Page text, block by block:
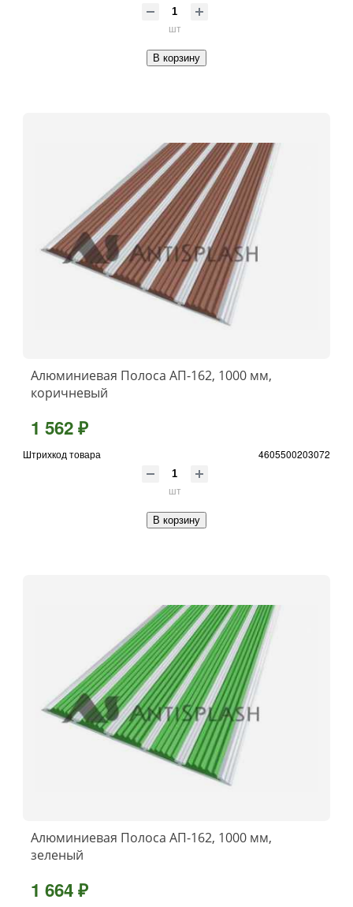
шт
В корзину
Алюминиевая Полоса АП-162, 1000 мм,
коричневый
1 562 ₽
Штрихкод товара 4605500203072
шт
В корзину
Алюминиевая Полоса АП-162, 1000 мм,
зеленый
1 664 ₽